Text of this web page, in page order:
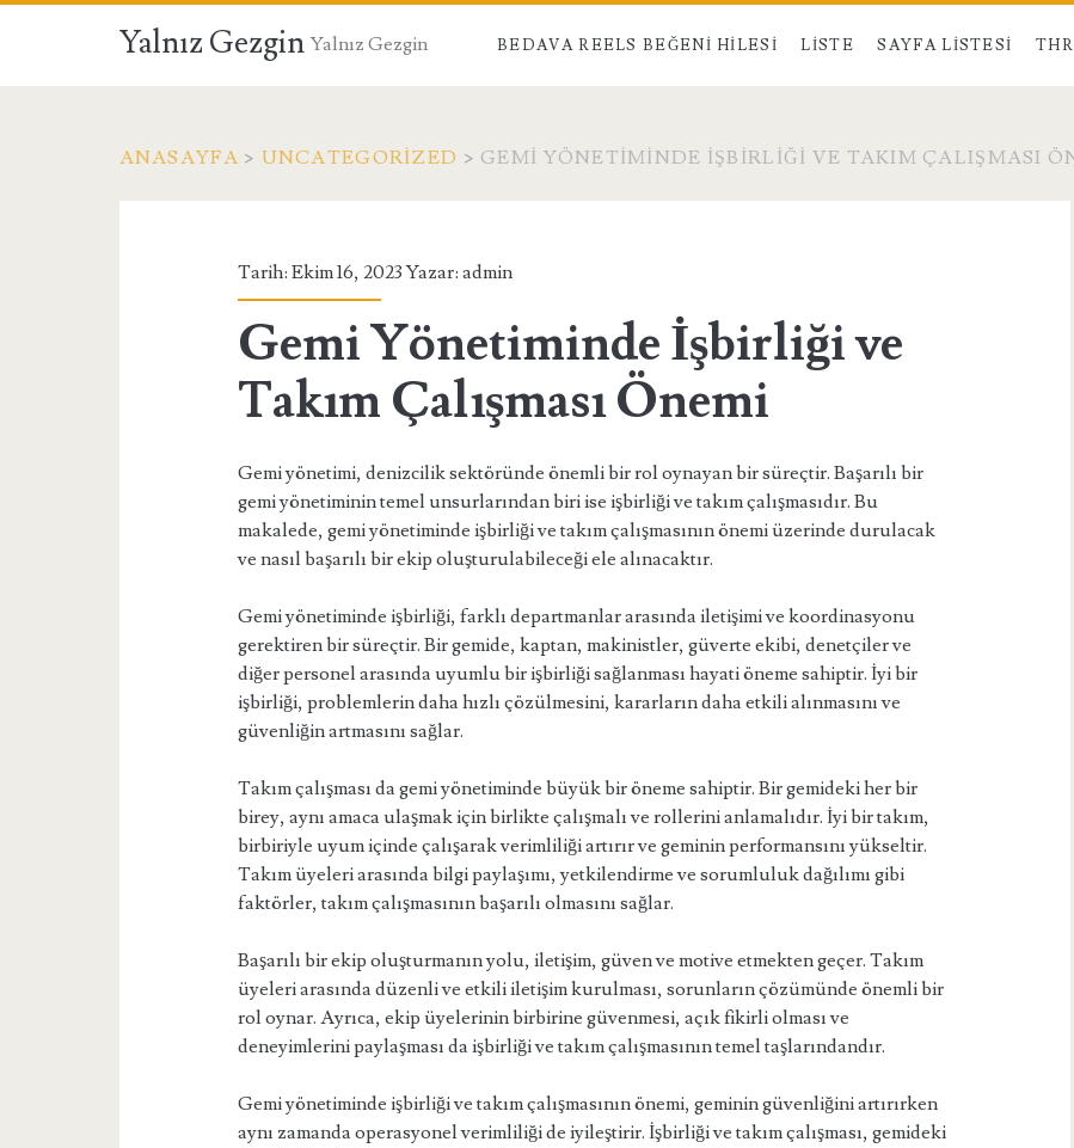
Yalnız Gezgin Yalnız Gezgin BEDAVA REELS BEĞENI HILESI LISTE SAYFA LISTESI
ANASAYFA > UNCATEGORIZED > GEMI YÖNETIMINDE İŞBIRLIĞI VE TAKIM ÇALIŞMASI
Tarih: Ekim 16, 2023 Yazar:admin
Gemi Yönetiminde İşbirliği ve
Takım Çalışması Önemi
Gemi yönetimi, denizcilik sektöründe önemli bir rol oynayan bir süreçtir. Başarılı bir
gemi yönetiminin temel unsurlarından biri ise işbirliği ve takım çalışmasıdır. Bu
makalede, gemi yönetiminde işbirliği ve takım çalışmasının önemi üzerinde durulacak
ve nasıl başarılı bir ekip oluşturulabileceği ele alınacaktır.
Gemi yönetiminde işbirliği, farklı departmanlar arasında iletişimi ve koordinasyonu
gerektiren bir süreçtir. Bir gemide, kaptan, makinistler, güverte ekibi, denetçiler ve
diğer personel arasında uyumlu bir işbirliği sağlanması hayati öneme sahiptir. İyi bir
işbirliği, problemlerin daha hızlı çözülmesini, kararların daha etkili alınmasını ve
güvenliğin artmasını sağlar.
Takım çalışması da gemi yönetiminde büyük bir öneme sahiptir. Bir gemideki her bir
birey, aynı amaca ulaşmak için birlikte çalışmalı ve rollerini anlamalıdır. İyi bir takım,
birbiriyle uyum içinde çalışarak verimliliği artırır ve geminin performansını yükseltir.
Takım üyeleri arasında bilgi paylaşımı, yetkilendirme ve sorumluluk dağılımı gibi
faktörler, takım çalışmasının başarılı olmasını sağlar.
Başarılı bir ekip oluşturmanın yolu, iletişim, güven ve motive etmekten geçer. Takım
üyeleri arasında düzenli ve etkili iletişim kurulması, sorunların çözümünde önemli bir
rol oynar. Ayrıca, ekip üyelerinin birbirine güvenmesi, açık fikirli olması ve
deneyimlerini paylaşması da işbirliği ve takım çalışmasının temel taşlarındandır.
Gemi yönetiminde işbirliği ve takım çalışmasının önemi, geminin güvenliğini artırırken
aynı zamanda operasyonel verimliliği de iyileştirir. İşbirliği ve takım çalışması, gemideki